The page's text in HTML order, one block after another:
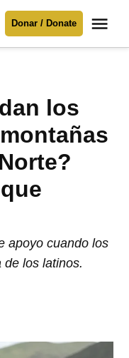
Donar / Donate
los
apoyo cuando los
de los latinos.